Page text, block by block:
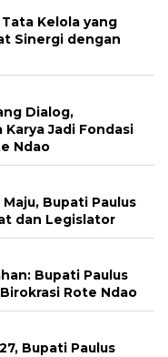
Kelola yang
Sinergi dengan
Dialog,
Jadi Fondasi
Ndao
Bupati Paulus
dan Legislator
Bupati Paulus
Rote Ndao
Bupati Paulus